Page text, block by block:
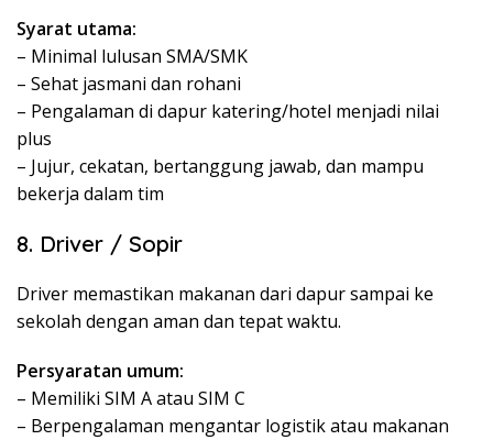
Syarat utama:
– Minimal lulusan SMA/SMK
– Sehat jasmani dan rohani
– Pengalaman di dapur katering/hotel menjadi nilai
plus
– Jujur, cekatan, bertanggung jawab, dan mampu
bekerja dalam tim
8. Driver / Sopir
Driver memastikan makanan dari dapur sampai ke
sekolah dengan aman dan tepat waktu.
Persyaratan umum:
– Memiliki SIM A atau SIM C
– Berpengalaman mengantar logistik atau makanan